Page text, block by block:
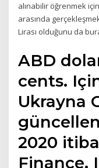
alınabilir öğrenmek
arasında
Lirası olduğunu da
ABD
cents.
Ukrayna
2020
Finance.